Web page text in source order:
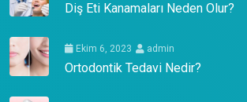
Diş Eti Kanamaları Neden Olur?
Ekim 6, 2023 admin
Ortodontik Tedavi Nedir?